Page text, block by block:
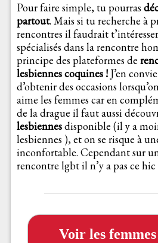
Pour faire simple, tu pourras
partout. Mais si tu recherche à
rencontres il faudrait
spécialisés dans la rencontre
principe des plateformes de
lesbiennes coquines !J’en
d’obtenir des occasions
aime les femmes car en
de la drague il faut aussi
lesbiennesdisponible (il y a
lesbiennes ), et on se risque à
inconfortable. Cependant sur
rencontre lgbt il n’y a pas ce hic
Voir les